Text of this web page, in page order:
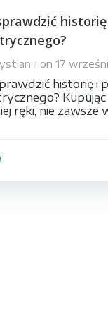
/ on 17
historię i
ręki, nie zawsze